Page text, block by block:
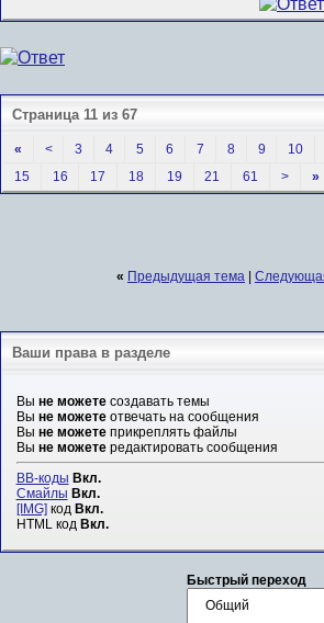
Страница 11 из 67
« < 3 4 5 6 7 8 9 10
15
16 17 18 19 21 61 > »
« Предыдущая тема
Ваши права в разделе
Вы не можетесоздавать темы
Вы не можетеотвечать на сообщения
Вы не можетеприкреплять файлы
Вы не можетередактировать сообщения
BB-коды Вкл.
Смайлы Вкл.
[IMG]код Вкл.
HTML код Вкл.
Быстрый переход